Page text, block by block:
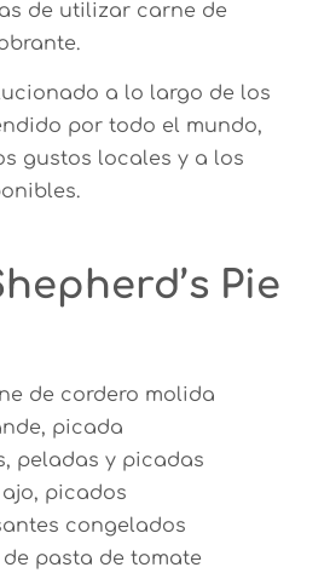
de utilizar carne de
a lo largo de los
por todo el mundo,
gustos locales y a los
Pie
de cordero molida
picada
peladas y picadas
picados
congelados
pasta de tomate